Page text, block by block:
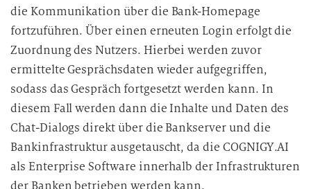
die Kommunikation über die Bank-Homepage
fortzuführen. Über einen erneuten Login erfolgt die
Zuordnung des Nutzers. Hierbei werden zuvor
ermittelte Gesprächsdaten wieder aufgegriffen,
sodass das Gespräch fortgesetzt werden kann. In
diesem Fall werden dann die Inhalte und Daten des
Chat-Dialogs direkt über die Bankserver und die
Bankinfrastruktur ausgetauscht, da die COGNIGY.AI
als Enterprise Software innerhalb der Infrastrukturen
der Banken betrieben werden kann.